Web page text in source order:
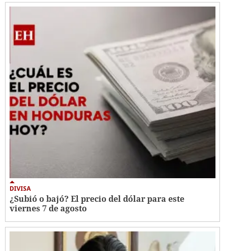
DIVISA
¿Subió o bajó? El precio del dólar para este
viernes 7 de agosto